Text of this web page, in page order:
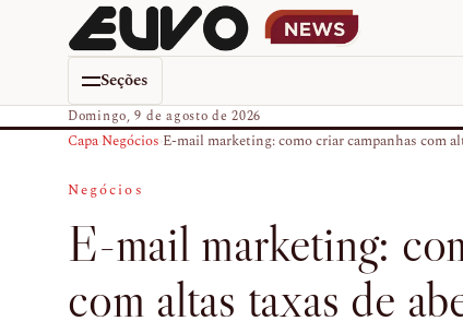
Seções
Domingo, 9 de agosto de 2026
Capa›Negócios›E-mail marketing: como criar campanhas com
Negócios
E-mail marketing:
com altas taxas de